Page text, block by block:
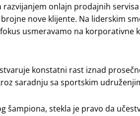
onlajn prodajnih
nove klijente. Na liderskim
usmeravamo na korporativne
konstatni rast iznad
saradnju sa sportskim
šampiona, stekla je pravo da